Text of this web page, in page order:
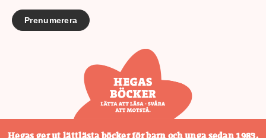
Hegas ger ut lättlästa böcker för barn och unga sedan 1983.